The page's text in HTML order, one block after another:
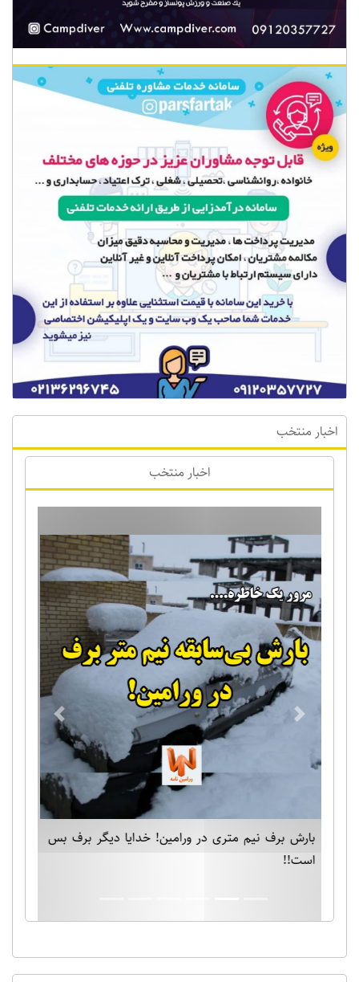
اخبار منتخب
اخبار منتخب
بارش برف نیم متری در ورامین! خدایا دیگر برف بس
است!!
Previous Next